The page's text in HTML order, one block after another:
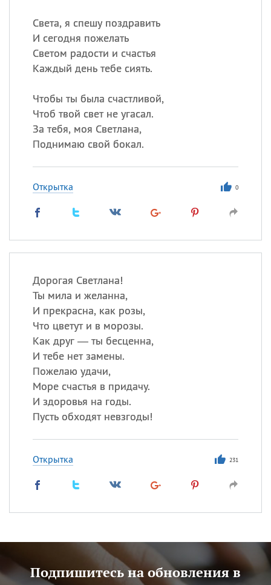
Света, я спешу поздравить
И сегодня пожелать
Светом радости и счастья
Каждый день тебе сиять.
Чтобы ты была счастливой,
Чтоб твой свет не угасал.
За тебя, моя Светлана,
Поднимаю свой бокал.
Открытка 0
Дорогая Светлана!
Ты мила и желанна,
И прекрасна, как розы,
Что цветут и в морозы.
Как друг — ты бесценна,
И тебе нет замены.
Пожелаю удачи,
Море счастья в придачу.
И здоровья на годы.
Пусть обходят невзгоды!
Открытка 231
Подпишитесь на обновления в